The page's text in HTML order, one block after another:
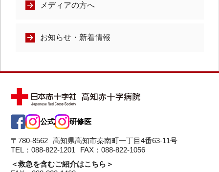
メディアの方へ
お知らせ・新着情報
公式 研修医
〒780-8562
高知県高知市秦南町一丁目4番63-11号
TEL：088-822-1201
FAX：088-822-1056
＜救急を含むご紹介はこちら＞